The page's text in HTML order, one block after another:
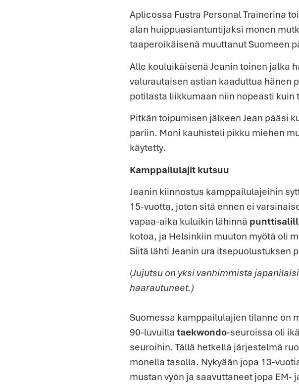
Aplicossa Fustra Personal Trainerina
alan huippuasiantuntijaksi monen
taaperoikäisenä muuttanut Suomeen
Alle kouluikäisenä Jeanin toinen jalka
valurautaisen astian kaaduttua hänen
potilasta liikkumaan niin nopeasti kuin
Pitkän toipumisen jälkeen Jean pääsi
pariin. Moni kauhisteli pikku miehen
käytetty.
Kamppailulajit kutsuu
Jeanin kiinnostus kamppailulajeihin
15-vuotta, joten sitä ennen ei
vapaa-aika kuluikin lähinnä
kotoa, ja Helsinkiin muuton myötä oli
Siitä lähti Jeanin ura itsepuolustuksen
(Jujutsu on yksi vanhimmista
haarautuneet.)
Suomessa kamppailulajien tilanne on
90-luvuillataekwondo-seuroissa oli
seuroihin. Tällä hetkellä järjestelmä
monella tasolla. Nykyään jopa 13-
mustan vyön ja saavuttaneet jopa EM-